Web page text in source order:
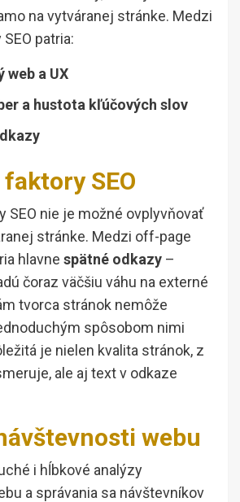
na vytváranej stránke. Medzi
patria:
web a UX
a hustota kľúčových slov
SEO
SEO nie je možné ovplyvňovať
stránke. Medzi off-page
hlavne spätné odkazy –
čoraz väčšiu váhu na externé
tvorca stránok nemôže
spôsobom nimi
je nielen kvalita stránok, z
ale aj text v odkaze
webu
i hĺbkové analýzy
a správania sa návštevníkov